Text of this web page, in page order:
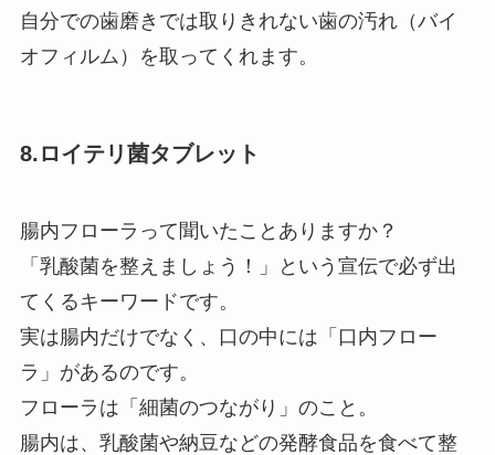
自分での歯磨きでは取りきれない歯の汚れ（バイ
オフィルム）を取ってくれます。
8.ロイテリ菌タブレット
腸内フローラって聞いたことありますか？
「乳酸菌を整えましょう！」という宣伝で必ず出
てくるキーワードです。
実は腸内だけでなく、口の中には「口内フロー
ラ」があるのです。
フローラは「細菌のつながり」のこと。
腸内は、乳酸菌や納豆などの発酵食品を食べて整